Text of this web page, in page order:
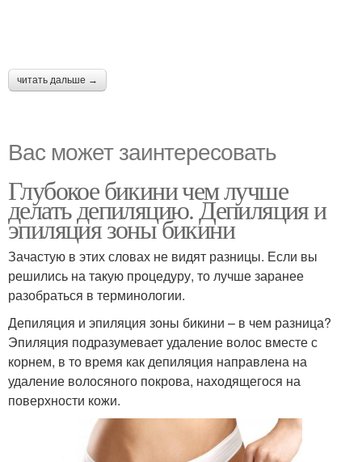
читать дальше →
Вас может заинтересовать
Глубокое бикини чем лучше
делать депиляцию. Депиляция и
эпиляция зоны бикини
Зачастую в этих словах не видят разницы. Если вы
решились на такую процедуру, то лучше заранее
разобраться в терминологии.
Депиляция и эпиляция зоны бикини – в чем разница?
Эпиляция подразумевает удаление волос вместе с
корнем, в то время как депиляция направлена на
удаление волосяного покрова, находящегося на
поверхности кожи.